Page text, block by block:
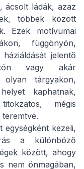
ácsolt ládák, azaz
többek között
Ezek motívumai
függönyön,
jelentő
vagy akár
olyan tárgyakon,
kaphatnak,
mégis
egységként kezeli,
a különböző
között, ahogy
nem önmagában,